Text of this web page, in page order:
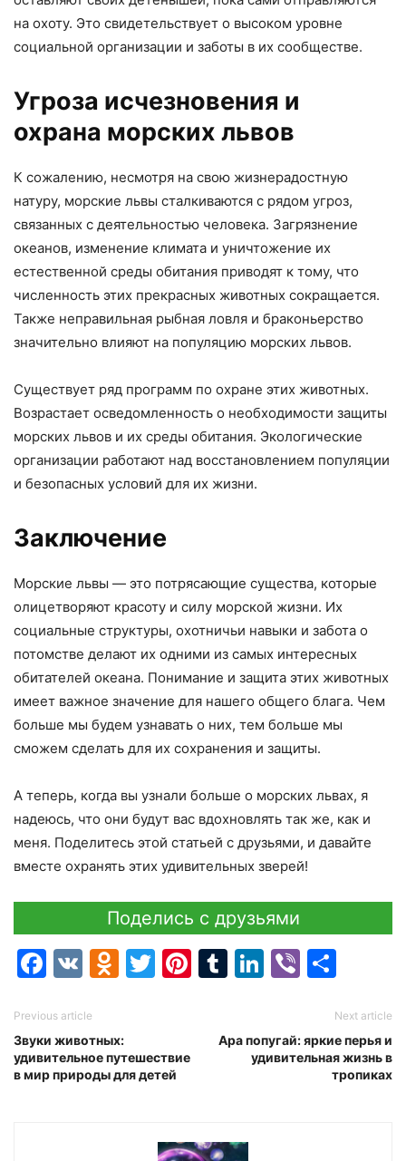
на охоту. Это свидетельствует о высоком уровне
социальной организации и заботы в их сообществе.
Угроза исчезновения и
охрана морских львов
К сожалению, несмотря на свою жизнерадостную
натуру, морские львы сталкиваются с рядом угроз,
связанных с деятельностью человека. Загрязнение
океанов, изменение климата и уничтожение их
естественной среды обитания приводят к тому, что
численность этих прекрасных животных сокращается.
Также неправильная рыбная ловля и браконьерство
значительно влияют на популяцию морских львов.
Существует ряд программ по охране этих животных.
Возрастает осведомленность о необходимости защиты
морских львов и их среды обитания. Экологические
организации работают над восстановлением популяции
и безопасных условий для их жизни.
Заключение
Морские львы — это потрясающие существа, которые
олицетворяют красоту и силу морской жизни. Их
социальные структуры, охотничьи навыки и забота о
потомстве делают их одними из самых интересных
обитателей океана. Понимание и защита этих животных
имеет важное значение для нашего общего блага. Чем
больше мы будем узнавать о них, тем больше мы
сможем сделать для их сохранения и защиты.
А теперь, когда вы узнали больше о морских львах, я
надеюсь, что они будут вас вдохновлять так же, как и
меня. Поделитесь этой статьей с друзьями, и давайте
вместе охранять этих удивительных зверей!
Поделись с друзьями
Facebook
VK Odnoklassniki
Twitter
Pinterest
Tumblr
LinkedIn
Viber
Previous article
Звуки животных:
удивительное путешествие
в мир природы для детей
Next article
Ара попугай: яркие перья и
удивительная жизнь в
тропиках